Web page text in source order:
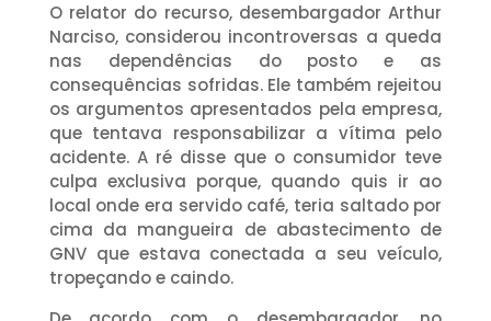
O relator do recurso, desembargador Arthur
Narciso, considerou incontroversas a queda
nas dependências do posto e as
consequências sofridas. Ele também rejeitou
os argumentos apresentados pela empresa,
que tentava responsabilizar a vítima pelo
acidente. A ré disse que o consumidor teve
culpa exclusiva porque, quando quis ir ao
local onde era servido café, teria saltado por
cima da mangueira de abastecimento de
GNV que estava conectada a seu veículo,
tropeçando e caindo.